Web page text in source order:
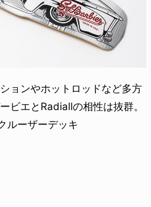
ョンやホットロッドなど多方
ビエとRadiallの相性は抜群。
ルーザーデッキ